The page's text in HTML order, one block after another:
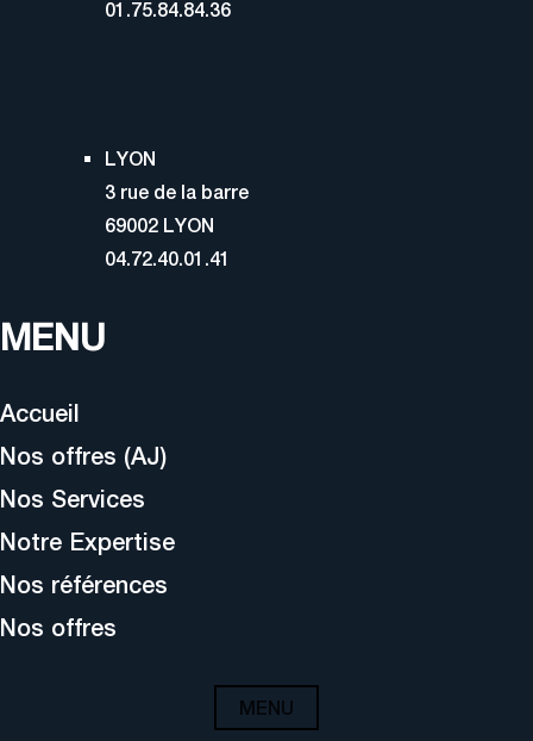
01.75.84.84.36
LYON
3 rue de la barre
69002 LYON
04.72.40.01.41
MENU
Accueil
Nos offres (AJ)
Nos Services
Notre Expertise
Nos références
Nos offres
MENU